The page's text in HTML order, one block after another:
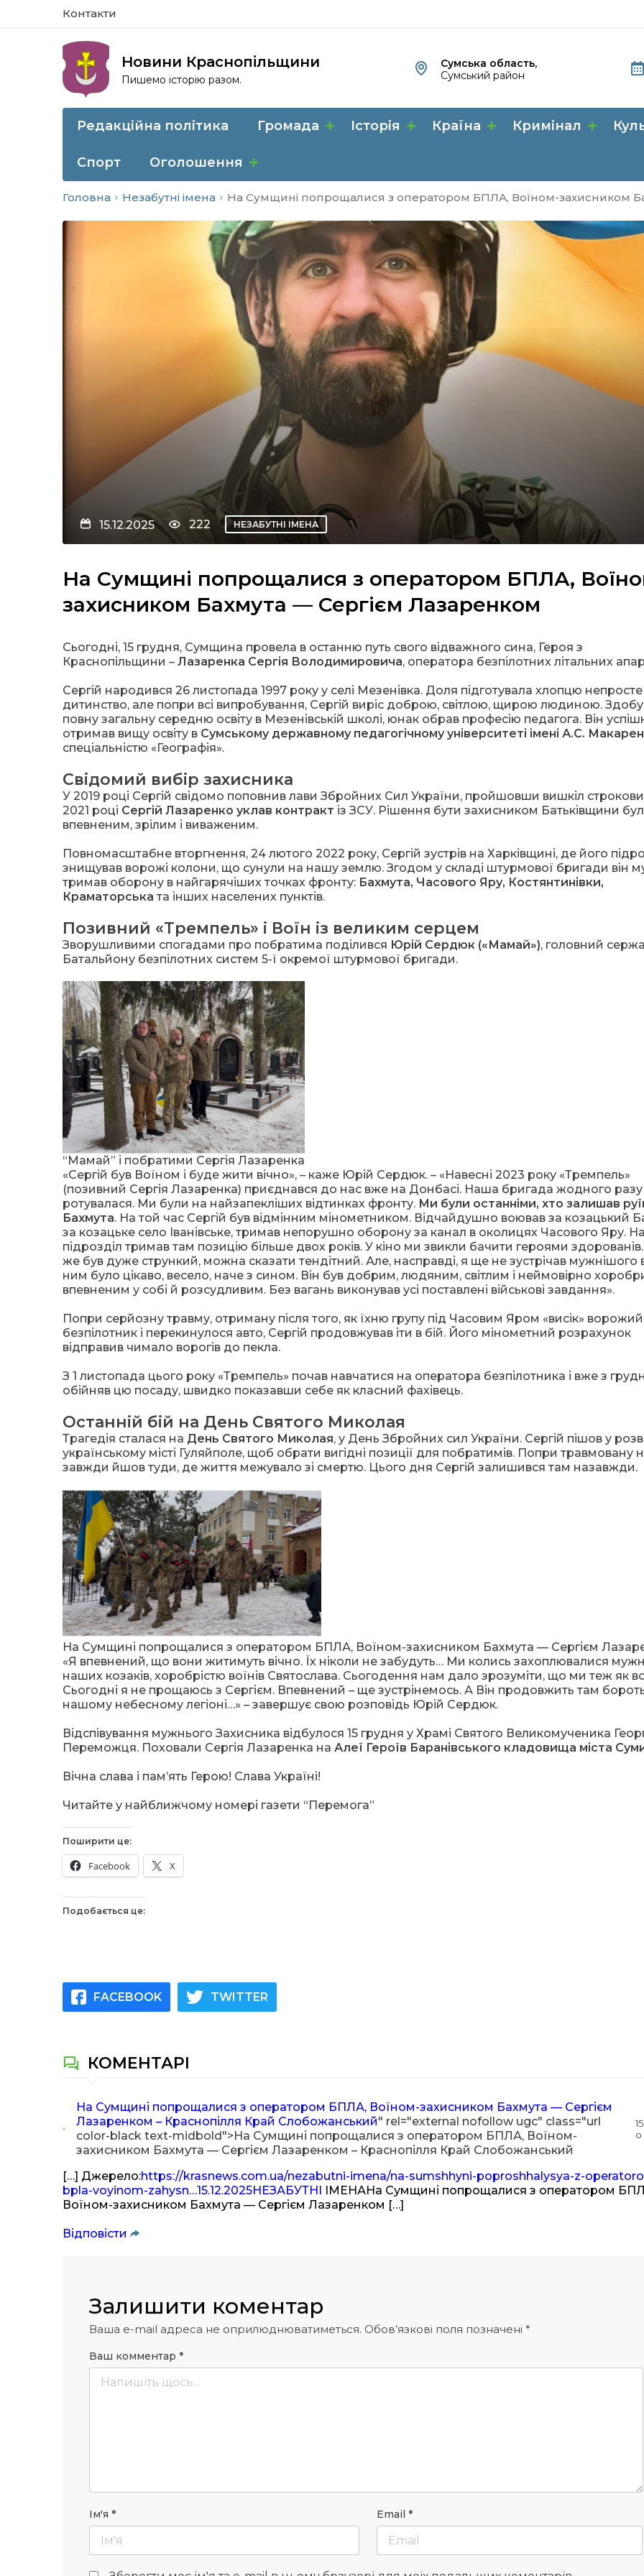
Контакти
Новини Краснопільщини
Пишемо історію разом.
Сумська область,
Сумський район
Редакційна політика Громада Історія Країна Кримінал
Спорт Оголошення
Головна Незабутні імена На Сумщині попрощалися з оператором БПЛА, Воїном-захисником
15.12.2025 222 НЕЗАБУТНІ ІМЕНА
На Сумщині попрощалися з оператором БПЛА,
захисником Бахмута — Сергієм Лазаренком
Сьогодні, 15 грудня, Сумщина провела в останню путь свого відважного сина, Героя з
Краснопільщини – Лазаренка Сергія Володимировича, оператора безпілотних літальних
Сергій народився 26 листопада 1997 року у селі Мезенівка. Доля підготувала хлопцю непросте
дитинство, але попри всі випробування, Сергій виріс доброю, світлою, щирою людиною.
повну загальну середню освіту в Мезенівській школі, юнак обрав професію педагога. Він
отримав вищу освіту в Сумському державному педагогічному університеті імені А.С.
спеціальністю «Географія».
Свідомий вибір захисника
У 2019 році Сергій свідомо поповнив лави Збройних Сил України, пройшовши вишкіл
2021 році Сергій Лазаренко уклав контракт із ЗСУ. Рішення бути захисником Батьківщини
впевненим, зрілим і виваженим.
Повномасштабне вторгнення, 24 лютого 2022 року, Сергій зустрів на Харківщині, де його
знищував ворожі колони, що сунули на нашу землю. Згодом у складі штурмової бригади він
тримав оборону в найгарячіших точках фронту: Бахмута, Часового Яру, Костянтинівки,
Краматорська та інших населених пунктів.
Позивний «Тремпель» і Воїн із великим серцем
Зворушливими спогадами про побратима поділився Юрій Сердюк («Мамай»), головний
Батальйону безпілотних систем 5-ї окремої штурмової бригади.
“Мамай” і побратими Сергія Лазаренка
«Сергій був Воїном і буде жити вічно», – каже Юрій Сердюк. – «Навесні 2023 року «Тремпель»
(позивний Сергія Лазаренка) приєднався до нас вже на Донбасі. Наша бригада жодного
ротувалася. Ми були на найзапекліших відтинках фронту. Ми були останніми, хто залишав
Бахмута. На той час Сергій був відмінним мінометником. Відчайдушно воював за козацький
за козацьке село Іванівське, тримав непорушно оборону за канал в околицях Часового Яру.
підрозділ тримав там позицію більше двох років. У кіно ми звикли бачити героями здорованів.
же був дуже стрункий, можна сказати тендітний. Але, насправді, я ще не зустрічав мужнішого
ним було цікаво, весело, наче з сином. Він був добрим, людяним, світлим і неймовірно
впевненим у собі й розсудливим. Без вагань виконував усі поставлені військові завдання».
Попри серйозну травму, отриману після того, як їхню групу під Часовим Яром «висік» ворожий
безпілотник і перекинулося авто, Сергій продовжував іти в бій. Його мінометний розрахунок
відправив чимало ворогів до пекла.
З 1 листопада цього року «Тремпель» почав навчатися на оператора безпілотника і вже з
обійняв цю посаду, швидко показавши себе як класний фахівець.
Останній бій на День Святого Миколая
Трагедія сталася на День Святого Миколая, у День Збройних сил України. Сергій пішов у
українському місті Гуляйполе, щоб обрати вигідні позиції для побратимів. Попри травмовану
завжди йшов туди, де життя межувало зі смертю. Цього дня Сергій залишився там назавжди.
На Сумщині попрощалися з оператором БПЛА, Воїном-захисником Бахмута — Сергієм
«Я впевнений, що вони житимуть вічно. Їх ніколи не забудуть… Ми колись захоплювалися
наших козаків, хоробрістю воїнів Святослава. Сьогодення нам дало зрозуміти, що ми теж як
Сьогодні я не прощаюсь з Сергієм. Впевнений – ще зустрінемось. А Він продовжить там
нашому небесному легіоні…» – завершує свою розповідь Юрій Сердюк.
Відспівування мужнього Захисника відбулося 15 грудня у Храмі Святого Великомученика
Переможця. Поховали Сергія Лазаренка на Алеї Героїв Баранівського кладовища міста
Вічна слава і пам’ять Герою! Слава Україні!
Читайте у найближчому номері газети “Перемога”
Поширити це:
Facebook X
Подобається це:
FACEBOOK TWITTER
КОМЕНТАРІ
На Сумщині попрощалися з оператором БПЛА, Воїном-захисником Бахмута — Сергієм
Лазаренком – Краснопілля Край Слобожанський" rel="external nofollow ugc" class="url
color-black text-midbold">На Сумщині попрощалися з оператором БПЛА, Воїном-
захисником Бахмута — Сергієм Лазаренком – Краснопілля Край Слобожанський
о
[…] Джерело:https://krasnews.com.ua/nezabutni-imena/na-sumshhyni-poproshhalysya-z-
bpla-voyinom-zahysn…15.12.2025НЕЗАБУТНІ ІМЕНАНа Сумщині попрощалися з оператором
Воїном-захисником Бахмута — Сергієм Лазаренком […]
Відповіcти
Залишити коментар
Ваша e-mail адреса не оприлюднюватиметься. Обов’язкові поля позначені *
Ваш комментар *
Ім'я * Email *